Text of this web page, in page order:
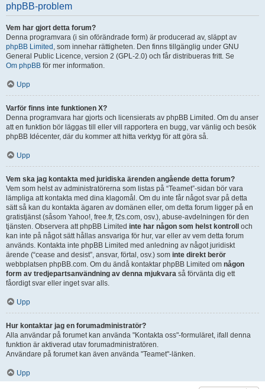
phpBB-problem
Vem har gjort detta forum?
Denna programvara (i sin oförändrade form) är producerad av, släppt av
phpBB Limited , som innehar rättigheten. Den finns tillgänglig under GNU
General Public Licence, version 2 (GPL-2.0) och får distribueras fritt. Se
Om phpBB för mer information.
Upp
Varför finns inte funktionen X?
Denna programvara har gjorts och licensierats av phpBB Limited. Om du anser
att en funktion bör läggas till eller vill rapportera en bugg, var vänlig och besök
phpBB Idécenter, där du kommer att hitta verktyg för att göra så.
Upp
Vem ska jag kontakta med juridiska ärenden angående detta forum?
Vem som helst av administratörerna som listas på “Teamet”-sidan bör vara
lämpliga att kontakta med dina klagomål. Om du inte får något svar på detta
sätt så kan du kontakta ägaren av domänen eller, om detta forum ligger på en
gratistjänst (såsom Yahoo!, free.fr, f2s.com, osv.), abuse-avdelningen för den
tjänsten. Observera att phpBB Limited inte har någon som helst kontroll
och
kan inte på något sätt hållas ansvariga för hur, var eller av vem detta forum
används. Kontakta inte phpBB Limited med anledning av något juridiskt
ärende (“cease and desist”, ansvar, förtal, osv.) som inte direkt berör
webbplatsen phpBB.com. Om du ändå kontaktar phpBB Limited om någon
form av tredjepartsanvändning av denna mjukvara så förvänta dig ett
fåordigt svar eller inget svar alls.
Upp
Hur kontaktar jag en forumadministratör?
Alla användar på forumet kan använda "Kontakta oss"-formuläret, ifall denna
funktion är aktiverad utav forumadministratören.
Användare på forumet kan även använda "Teamet"-länken.
Upp